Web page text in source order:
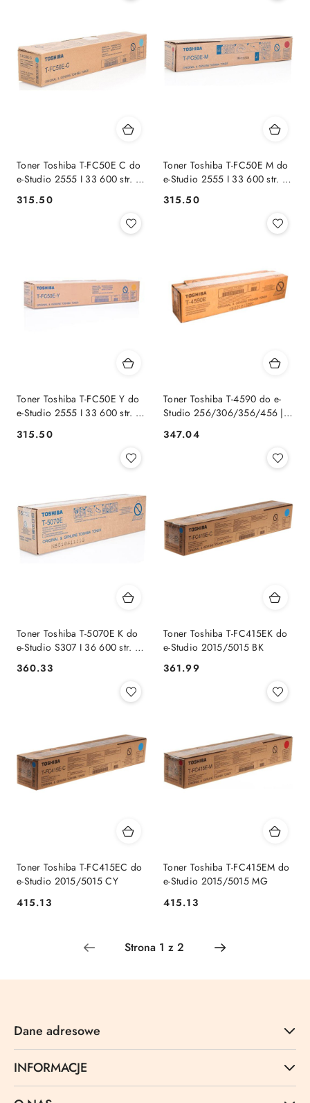
Toner Toshiba T-FC50E C do
e-Studio 2555 I 33 600 str. |
cyan
Cena:
315.50
Toner Toshiba T-FC50E M do
e-Studio 2555 I 33 600 str. |
magenta
Cena:
315.50
Toner Toshiba T-FC50E Y do
e-Studio 2555 I 33 600 str. |
Cena:
315.50
Toner Toshiba T-4590 do e-
Studio 256/306/356/456 |
Cena:
347.04
Toner Toshiba T-5070E K do
e-Studio S307 I 36 600 str. |
Cena:
360.33
Toner Toshiba T-FC415EK do
e-Studio 2015/5015 BK
Cena:
361.99
Toner Toshiba T-FC415EC do
e-Studio 2015/5015 CY
Cena:
415.13
Toner Toshiba T-FC415EM do
e-Studio 2015/5015 MG
Cena:
415.13
Dane adresowe
INFORMACJE